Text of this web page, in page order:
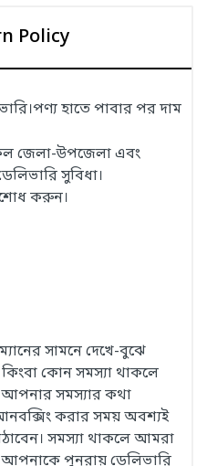
Policy
হাতে পাবার পর দাম
জেলা-উপজেলা এবং
সুবিধা।
করুন।
সামনে দেখে-বুঝে
কিংবা কোন সমস্যা থাকলে
সমস্যার কথা
করার সময় অবশ্যই
সমস্যা থাকলে আমরা
আপনাকে পুনরায় ডেলিভারি